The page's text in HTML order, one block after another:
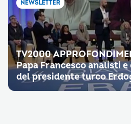
NEWSLETTER
TV2000
Papa Francesco analisti
del presidente turco